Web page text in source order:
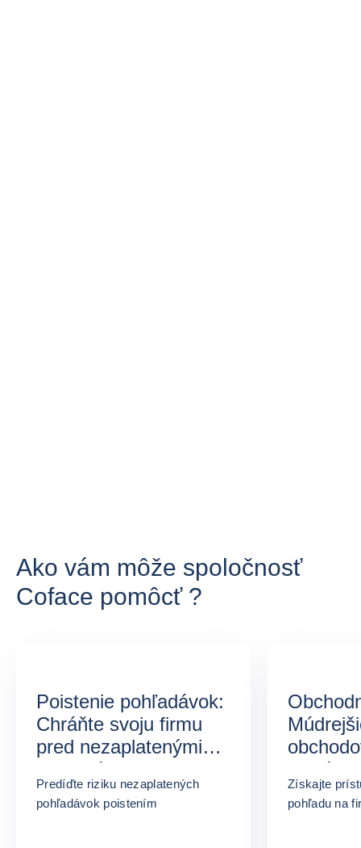
Ako vám môže spoločnosť
Coface pomôcť ?
Poistenie pohľadávok:
Chráňte svoju firmu
pred nezaplatenými
pohľadávkami
Predíďte riziku nezaplatených
pohľadávok poistením
Získajte